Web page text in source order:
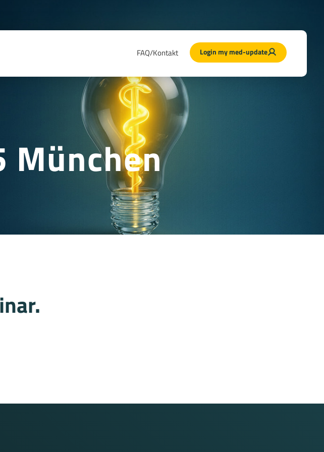
FAQ/Kontakt Login my med-update
München